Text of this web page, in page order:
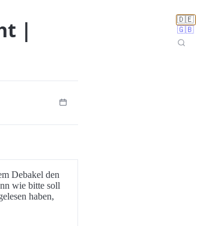
🇩🇪
🇬🇧
|
Debakel den
wie bitte soll
haben,